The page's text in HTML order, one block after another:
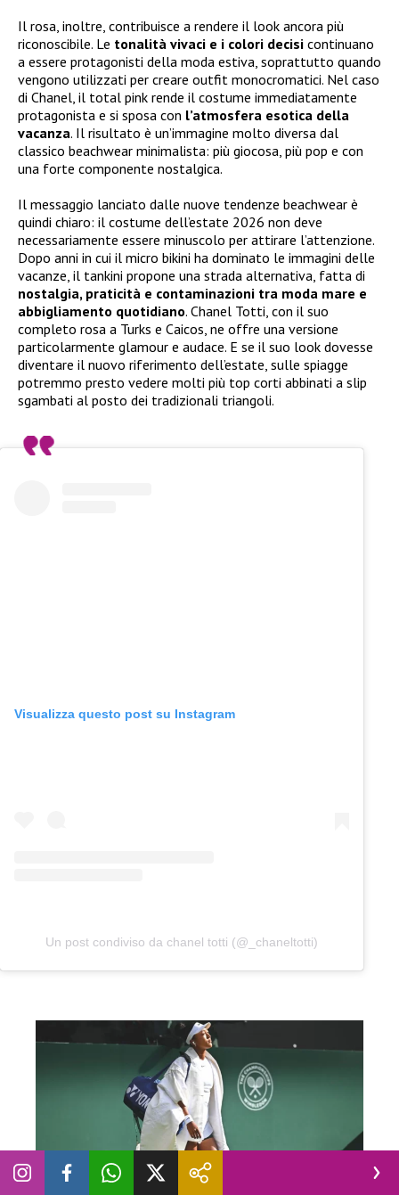
Il rosa, inoltre, contribuisce a rendere il look ancora più
riconoscibile. Le tonalità vivaci e i colori decisi continuano
a essere protagonisti della moda estiva, soprattutto quando
vengono utilizzati per creare outfit monocromatici. Nel caso
di Chanel, il total pink rende il costume immediatamente
protagonista e si sposa con l’atmosfera esotica della
vacanza. Il risultato è un’immagine molto diversa dal
classico beachwear minimalista: più giocosa, più pop e con
una forte componente nostalgica.
Il messaggio lanciato dalle nuove tendenze beachwear è
quindi chiaro: il costume dell’estate 2026 non deve
necessariamente essere minuscolo per attirare l’attenzione.
Dopo anni in cui il micro bikini ha dominato le immagini delle
vacanze, il tankini propone una strada alternativa, fatta di
nostalgia, praticità e contaminazioni tra moda mare e
abbigliamento quotidiano. Chanel Totti, con il suo
completo rosa a Turks e Caicos, ne offre una versione
particolarmente glamour e audace. E se il suo look dovesse
diventare il nuovo riferimento dell’estate, sulle spiagge
potremmo presto vedere molti più top corti abbinati a slip
sgambati al posto dei tradizionali triangoli.
Visualizza questo post su Instagram
Un post condiviso da chanel totti (@_chaneltotti)